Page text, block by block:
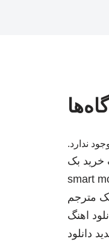
ندارد.
خرید بک
smart
مترجم
اهنگ
دانلود